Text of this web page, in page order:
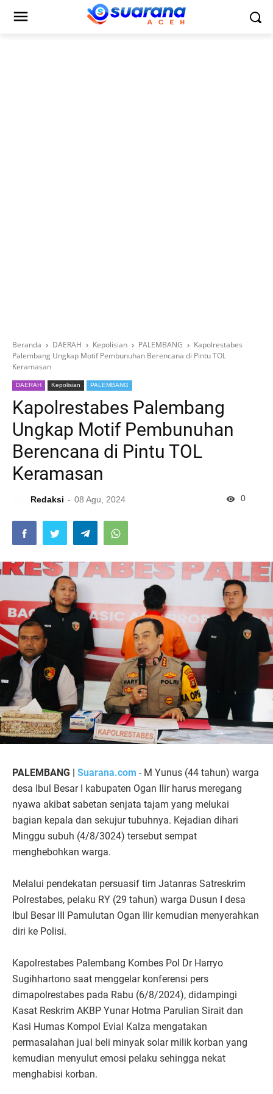
Beranda DAERAH Kepolisian PALEMBANG
Kapolrestabes
Palembang Ungkap Motif Pembunuhan Berencana di Pintu TOL
Keramasan
DAERAH Kepolisian PALEMBANG
Kapolrestabes Palembang
Ungkap Motif Pembunuhan
Berencana di Pintu TOL
Keramasan
Redaksi 08 Agu, 2024 0
PALEMBANG | Suarana.com - M Yunus (44 tahun) warga
desa Ibul Besar I kabupaten Ogan Ilir harus meregang
nyawa akibat sabetan senjata tajam yang melukai
bagian kepala dan sekujur tubuhnya. Kejadian dihari
Minggu subuh (4/8/3024) tersebut sempat
menghebohkan warga.
Melalui pendekatan persuasif tim Jatanras Satreskrim
Polrestabes, pelaku RY (29 tahun) warga Dusun I desa
Ibul Besar III Pamulutan Ogan Ilir kemudian menyerahkan
diri ke Polisi.
Kapolrestabes Palembang Kombes Pol Dr Harryo
Sugihhartono saat menggelar konferensi pers
dimapolrestabes pada Rabu (6/8/2024), didampingi
Kasat Reskrim AKBP Yunar Hotma Parulian Sirait dan
Kasi Humas Kompol Evial Kalza mengatakan
permasalahan jual beli minyak solar milik korban yang
kemudian menyulut emosi pelaku sehingga nekat
menghabisi korban.